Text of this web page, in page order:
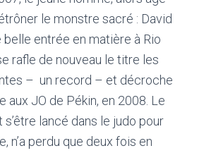
le monstre sacré : David
entrée en matière à Rio
rafle de nouveau le titre les
– un record – et décroche
aux JO de Pékin, en 2008. Le
lancé dans le judo pour
n’a perdu que deux fois en